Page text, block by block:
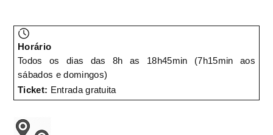
Horário
Todos os dias das 8h as 18h45min (7h15min aos
sábados e domingos)
Ticket: Entrada gratuita